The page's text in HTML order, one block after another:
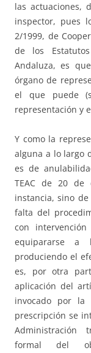
las actuaciones,
inspector, pues
2/1999, de
de los
Andaluza, es
órgano de
el que puede
representación y
Y como la
alguna a lo largo
es de
TEAC de 20 de
instancia, sino
falta del
con
equipararse
produciendo el
es, por otra
aplicación del
invocado por la
prescripción se
Administración
formal del